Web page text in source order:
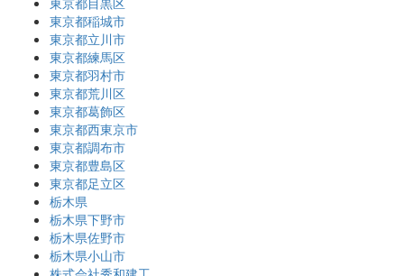
東京都稲城市
東京都立川市
東京都練馬区
東京都羽村市
東京都荒川区
東京都葛飾区
東京都西東京市
東京都調布市
東京都豊島区
東京都足立区
栃木県
栃木県下野市
栃木県佐野市
栃木県小山市